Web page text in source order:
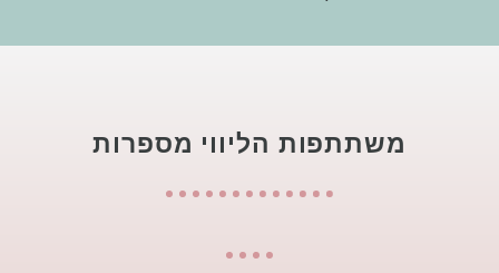
משתתפות הליווי מספרות